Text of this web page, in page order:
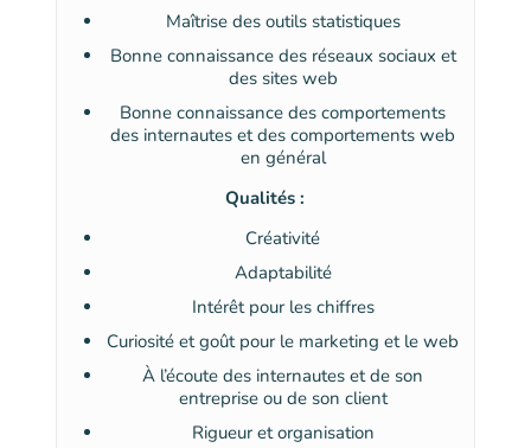
Maîtrise des outils statistiques
Bonne connaissance des réseaux sociaux et
des sites web
Bonne connaissance des comportements
des internautes et des comportements web
en général
Qualités :
Créativité
Adaptabilité
Intérêt pour les chiffres
Curiosité et goût pour le marketing et le web
À l’écoute des internautes et de son
entreprise ou de son client
Rigueur et organisation